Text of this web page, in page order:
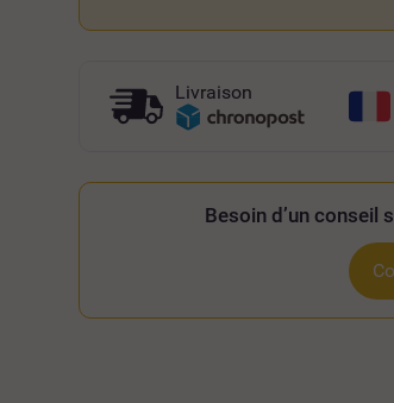
Livraison
Besoin d’un conseil